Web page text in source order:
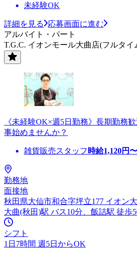
未経験OK
詳細を見る
応募画面に進む
アルバイト・パート
T.G.C. イオンモール大曲店(フルタイ
《未経験OK×週5日勤務》長期勤務
事始めませんか？
雑貨販売スタッフ 時給1,120円〜
勤務地
面接地
秋田県大仙市和合字坪立177 イオン
大曲(秋田)駅 バス10分、飯詰駅 徒歩
シフト
1日7時間 週5日からOK